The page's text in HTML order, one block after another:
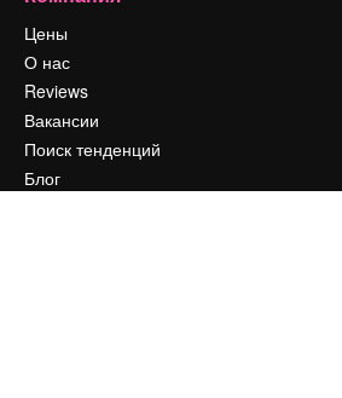
Цены
О нас
Reviews
Вакансии
Поиск тенденций
Блог